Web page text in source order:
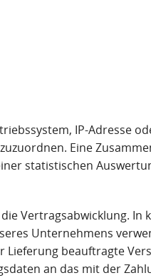
IP-Adresse
Eine
statistischen
Vertragsabwicklung. In
Unternehmens
Lieferung beauftragte
an das mit der